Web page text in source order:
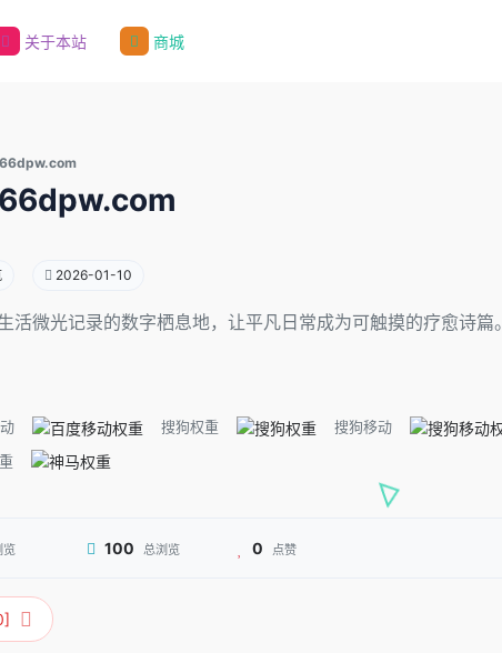
关于本站 商城
2026-01-10
活微光记录的数字栖息地，让平凡日常成为可触摸的疗愈诗篇。
搜狗权重 搜狗移动
览 100 总浏览 0 点赞